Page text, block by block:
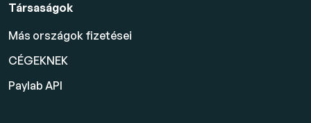
Társaságok
Más országok fizetései
CÉGEKNEK
Paylab API